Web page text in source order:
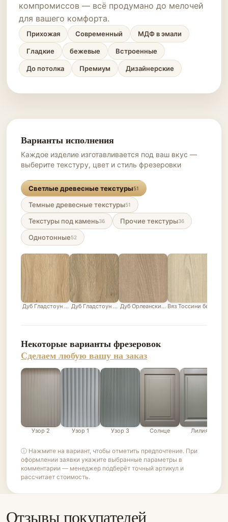
компромиссов — всё продумано до мелочей
для вашего комфорта.
Прихожая Современный МДФ в эмали
Гладкие бежевые Встроенные
До потолка Премиум Дизайнерские
Варианты исполнения
Каждое изделие изготавливается под ваш вкус —
выберите текстуру, цвет и стиль фрезеровки
Светлые древесные текстуры51
Темные древесные текстуры51
Текстуры под камень36 Прочие текстуры36
Однотонные52
Дуб Гладстоун песочныйДуб Гладстоун серо-бежевыйДуб Орлеанский песочно-бежевый
Вяз Тоссини белый
Некоторые варианты фрезеровок
Сделаем любую вашу на заказ
Узор 2 Узор 1 Узор 3 Солнце Лилия
ⓘ Нажмите на вариант, чтобы отметить предпочтение. При
оформлении заявки укажите выбранные параметры в
комментарии — менеджер подберёт точный артикул и
рассчитает стоимость.
Отзывы покупателей